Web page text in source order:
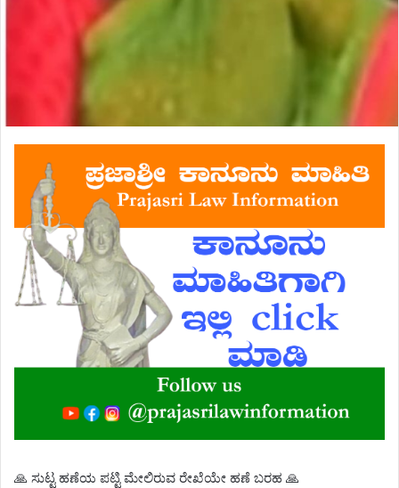
🙏 ಸುಟ್ಟ ಹಣೆಯ ಪಟ್ಟಿ ಮೇಲಿರುವ ರೇಖೆಯೇ ಹಣೆ ಬರಹ 🙏